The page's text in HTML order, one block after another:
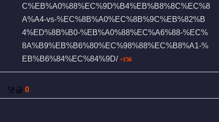
C%EB%A0%88%EC%9D%B4%EB%B8%8C%EC%8
A%A4-vs-%EC%8B%A0%EC%8B%9C%EB%82%B
4%ED%8B%B0-%EB%A0%88%EC%A6%88-%EC%
8A%B9%EB%B6%80%EC%98%88%EC%B8%A1-%
EB%B6%84%EC%84%9D/
156회 연결
댓글 0